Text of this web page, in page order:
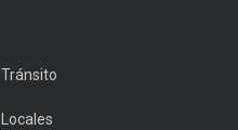
Tránsito
Locales